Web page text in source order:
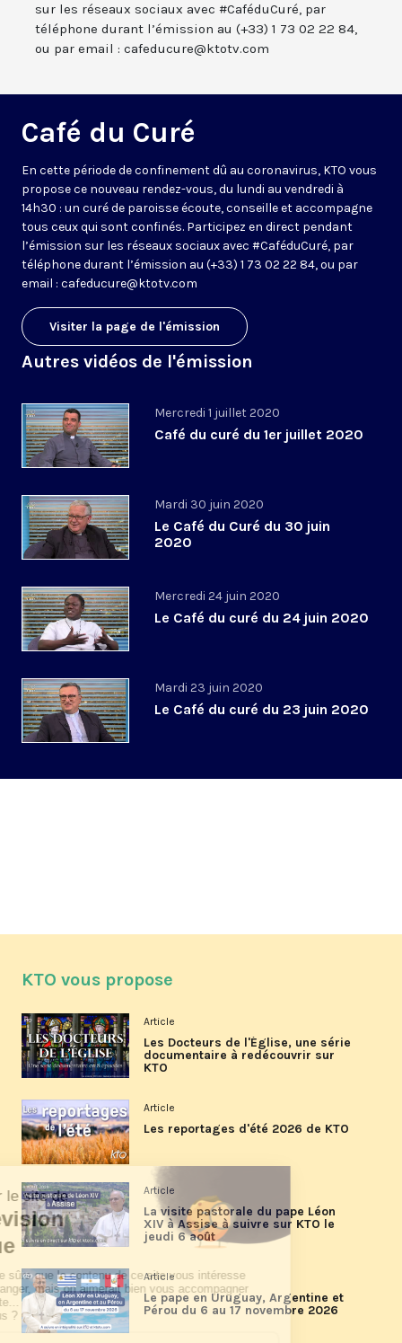
sur les réseaux sociaux avec #CaféduCuré, par
téléphone durant l’émission au (+33) 1 73 02 22 84,
ou par email : cafeducure@ktotv.com
Café du Curé
En cette période de confinement dû au coronavirus, KTO vous
propose ce nouveau rendez-vous, du lundi au vendredi à
14h30 : un curé de paroisse écoute, conseille et accompagne
tous ceux qui sont confinés. Participez en direct pendant
l’émission sur les réseaux sociaux avec #CaféduCuré, par
téléphone durant l’émission au (+33) 1 73 02 22 84, ou par
email : cafeducure@ktotv.com
Visiter la page de l'émission
Autres vidéos de l'émission
Mercredi 1 juillet 2020
Café du curé du 1er juillet 2020
Mardi 30 juin 2020
Le Café du Curé du 30 juin
2020
Mercredi 24 juin 2020
Le Café du curé du 24 juin 2020
Mardi 23 juin 2020
Le Café du curé du 23 juin 2020
KTO vous propose
Article
Les Docteurs de l'Église, une série
documentaire à redécouvrir sur
KTO
Article
Les reportages d'été 2026 de KTO
Article
La visite pastorale du pape Léon
XIV à Assise à suivre sur KTO le
jeudi 6 août
Article
Le pape en Uruguay, Argentine et
Pérou du 6 au 17 novembre 2026